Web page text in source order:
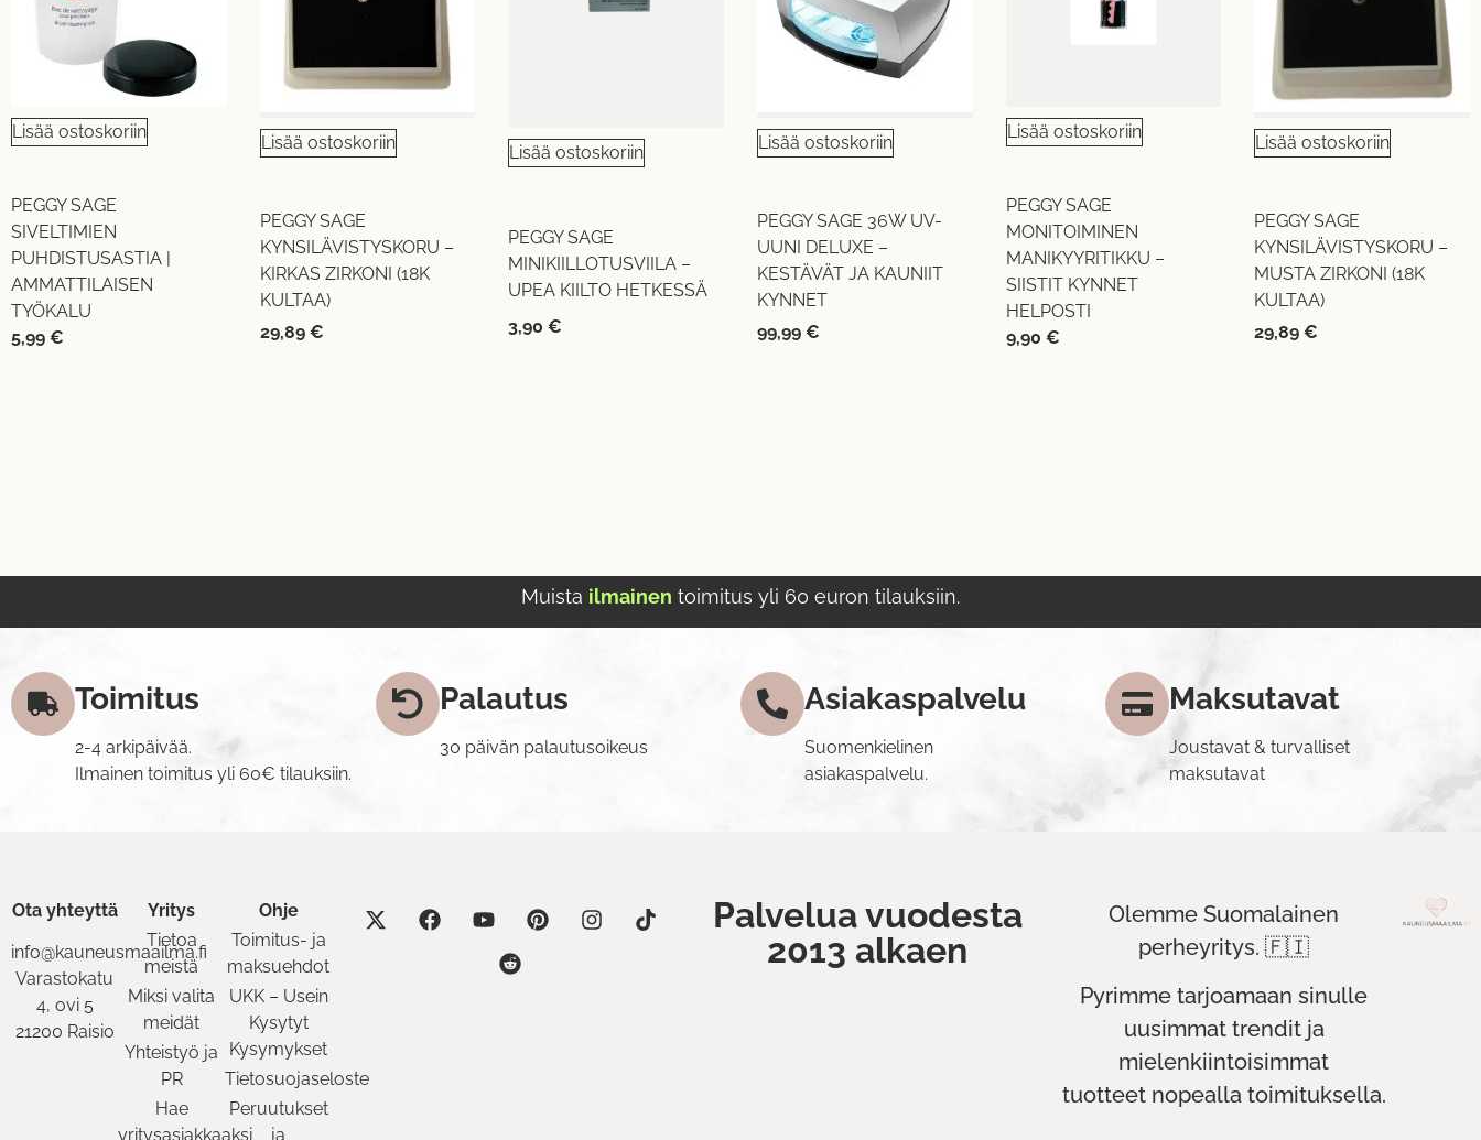
Lisää ostoskoriin
PEGGY SAGE
SIVELTIMIEN
PUHDISTUSASTIA |
AMMATTILAISEN
TYÖKALU
5,99 €
Lisää ostoskoriin
PEGGY SAGE
KYNSILÄVISTYSKORU –
KIRKAS ZIRKONI (18K
KULTAA)
29,89 €
Lisää ostoskoriin
PEGGY SAGE
MINIKIILLOTUSVIILA –
UPEA KIILTO HETKESSÄ
3,90€
Lisää ostoskoriin
PEGGY SAGE 36W UV-
UUNI DELUXE –
KESTÄVÄT JA KAUNIIT
KYNNET
99,99 €
Lisää ostoskoriin
PEGGY SAGE
MONITOIMINEN
MANIKYYRITIKKU –
SIISTIT KYNNET
HELPOSTI
9,90 €
Lisää ostoskoriin
PEGGY SAGE
KYNSILÄVISTYSKORU –
MUSTA ZIRKONI (18K
KULTAA)
29,89€
Muista ilmainen toimitus yli 60 euron tilauksiin.
Toimitus
2-4 arkipäivää.
Ilmainen toimitus yli 60€ tilauksiin.
Palautus
30 päivän palautusoikeus
Asiakaspalvelu
Suomenkielinen
asiakaspalvelu.
Maksutavat
Joustavat & turvalliset
maksutavat
Ota yhteyttä
info@kauneusmaailma.fi
Varastokatu
4, ovi 5
21200 Raisio
Yritys
Tietoa
meistä
Miksi valita
meidät
Yhteistyö ja
PR
Hae
yritysasiakkaaksi
Ohje
Toimitus- ja
maksuehdot
UKK – Usein
Kysytyt
Kysymykset
Tietosuojaseloste
Peruutukset
ja
Palvelua vuodesta
2013 alkaen
Olemme Suomalainen
perheyritys. 🇫🇮
Pyrimme tarjoamaan sinulle
uusimmat trendit ja
mielenkiintoisimmat
tuotteet nopealla toimituksella.